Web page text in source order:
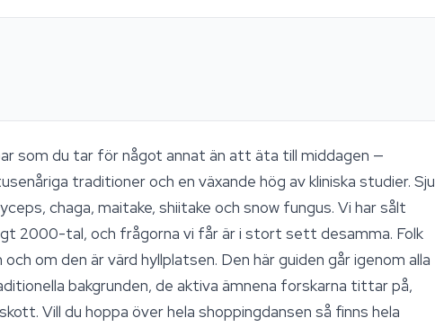
som du tar för något annat än att äta till middagen —
traditioner och en växande hög av kliniska studier. Sju
chaga, maitake, shiitake och snow fungus. Vi har sålt
2000-tal, och frågorna vi får är i stort sett desamma. Folk
om den är värd hyllplatsen. Den här guiden går igenom alla
bakgrunden, de aktiva ämnena forskarna tittar på,
Vill du hoppa över hela shoppingdansen så finns hela